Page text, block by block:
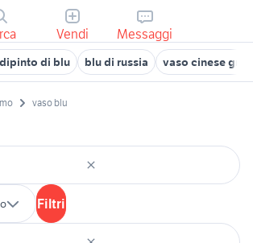
Vendi Messaggi
di blu blu di russia vaso cinese
vaso blu
Filtri